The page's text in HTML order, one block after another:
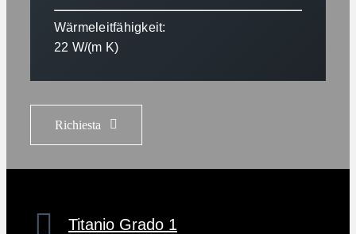
Wärmeleitfähigkeit:
22 W/(m K)
Richiesta
Titanio Grado 1